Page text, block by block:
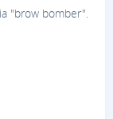
"brow bomber".